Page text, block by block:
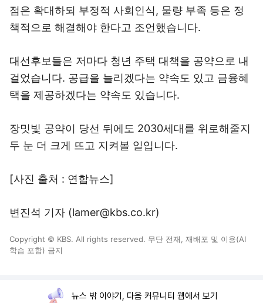
점은 확대하되 부정적 사회인식, 물량 부족 등은 정
책적으로 해결해야 한다고 조언했습니다.
대선후보들은 저마다 청년 주택 대책을 공약으로 내
걸었습니다. 공급을 늘리겠다는 약속도 있고 금융혜
택을 제공하겠다는 약속도 있습니다.
장밋빛 공약이 당선 뒤에도 2030세대를 위로해줄지
두 눈 더 크게 뜨고 지켜볼 일입니다.
[사진 출처 : 연합뉴스]
변진석 기자 (lamer@kbs.co.kr)
Copyright © KBS. All rights reserved. 무단 전재, 재배포 및 이용(AI
학습 포함) 금지
뉴스 밖 이야기, 다음 커뮤니티 웹에서 보기